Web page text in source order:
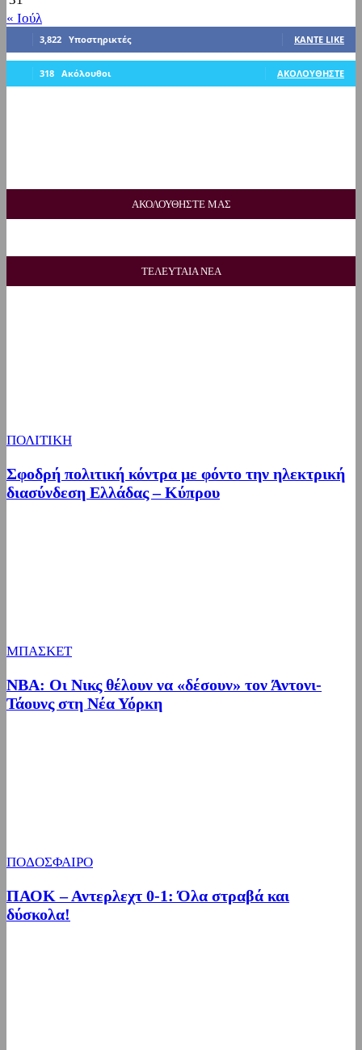
« Ιούλ
3,822 Υποστηρικτές ΚΆΝΤΕ LIKE
318 Ακόλουθοι ΑΚΟΛΟΥΘΉΣΤΕ
ΑΚΟΛΟΥΘΗΣΤΕ ΜΑΣ
ΤΕΛΕΥΤΑΙΑ ΝΕΑ
ΠΟΛΙΤΙΚΗ
Σφοδρή πολιτική κόντρα με φόντο την ηλεκτρική
διασύνδεση Ελλάδας – Κύπρου
ΜΠΑΣΚΕΤ
NBA: Οι Νικς θέλουν να «δέσουν» τον Άντονι-
Τάουνς στη Νέα Υόρκη
ΠΟΔΟΣΦΑΙΡΟ
ΠΑΟΚ – Αντερλεχτ 0-1: Όλα στραβά και
δύσκολα!